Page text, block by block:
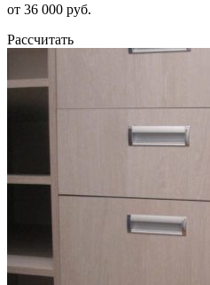
от 36 000 руб.
Рассчитать